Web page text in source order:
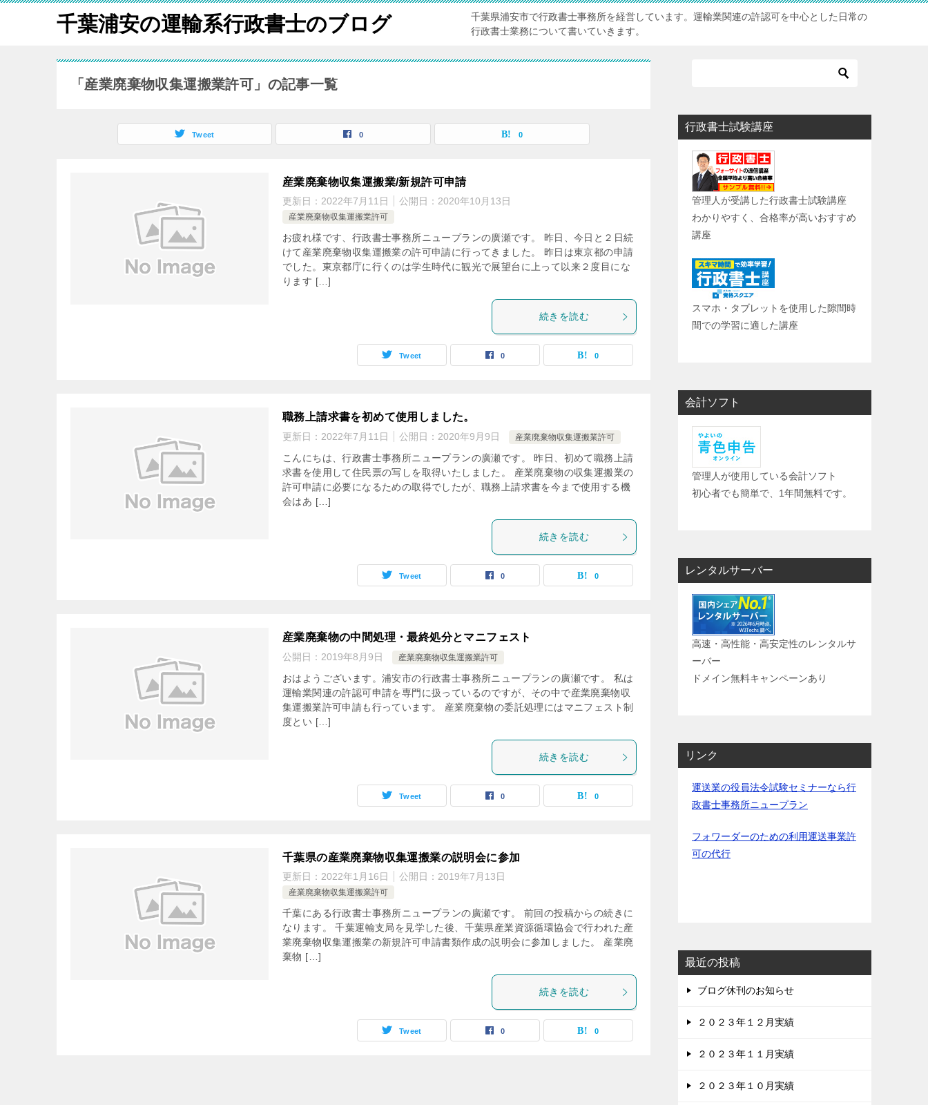
千葉浦安の運輸系行政書士のブログ
千葉県浦安市で行政書士事務所を経営しています。運輸業関連の許認可を中心とした日常の
行政書士業務について書いていきます。
「産業廃棄物収集運搬業許可」の記事一覧
Tweet 0 0
産業廃棄物収集運搬業/新規許可申請
更新日： 2022年7月11日 公開日： 2020年10月13日
産業廃棄物収集運搬業許可
お疲れ様です、行政書士事務所ニュープランの廣瀬です。 昨日、今日と２日続
けて産業廃棄物収集運搬業の許可申請に行ってきました。 昨日は東京都の申請
でした。東京都庁に行くのは学生時代に観光で展望台に上って以来２度目にな
ります […]
続きを読む
Tweet 0 0
職務上請求書を初めて使用しました。
更新日： 2022年7月11日 公開日： 2020年9月9日 産業廃棄物収集運搬業許可
こんにちは、行政書士事務所ニュープランの廣瀬です。 昨日、初めて職務上請
求書を使用して住民票の写しを取得いたしました。 産業廃棄物の収集運搬業の
許可申請に必要になるための取得でしたが、職務上請求書を今まで使用する機
会はあ […]
続きを読む
Tweet 0 0
産業廃棄物の中間処理・最終処分とマニフェスト
公開日： 2019年8月9日 産業廃棄物収集運搬業許可
おはようございます。浦安市の行政書士事務所ニュープランの廣瀬です。 私は
運輸業関連の許認可申請を専門に扱っているのですが、その中で産業廃棄物収
集運搬業許可申請も行っています。 産業廃棄物の委託処理にはマニフェスト制
度とい […]
続きを読む
Tweet 0 0
千葉県の産業廃棄物収集運搬業の説明会に参加
更新日： 2022年1月16日 公開日： 2019年7月13日
産業廃棄物収集運搬業許可
千葉にある行政書士事務所ニュープランの廣瀬です。 前回の投稿からの続きに
なります。 千葉運輸支局を見学した後、千葉県産業資源循環協会で行われた産
業廃棄物収集運搬業の新規許可申請書類作成の説明会に参加しました。 産業廃
棄物 […]
続きを読む
Tweet 0 0
行政書士試験講座
管理人が受講した行政書士試験講座
わかりやすく、合格率が高いおすすめ
講座
スマホ・タブレットを使用した隙間時
間での学習に適した講座
会計ソフト
管理人が使用している会計ソフト
初心者でも簡単で、1年間無料です。
レンタルサーバー
高速・高性能・高安定性のレンタルサ
ーバー
ドメイン無料キャンペーンあり
リンク
運送業の役員法令試験セミナーなら行
政書士事務所ニュープラン
フォワーダーのための利用運送事業許
可の代行
最近の投稿
ブログ休刊のお知らせ
２０２３年１２月実績
２０２３年１１月実績
２０２３年１０月実績